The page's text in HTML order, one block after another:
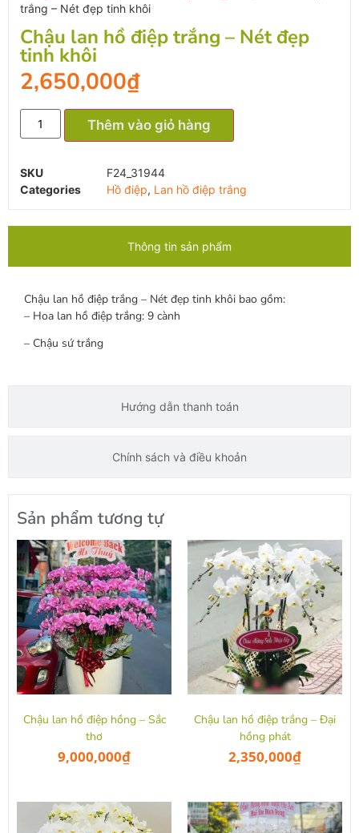
trắng – Nét đẹp tinh khôi
Chậu lan hồ điệp trắng – Nét đẹp
tinh khôi
2,650,000₫
Thêm vào giỏ hàng
SKU
F24_31944
Categories
Hồ điệp, Lan hồ điệp trắng
Thông tin sản phẩm
Hướng dẫn thanh toán
Chính sách và điều khoản
Chậu lan hồ điệp trắng – Nét đẹp tinh khôi bao gồm:
– Hoa lan hồ điệp trắng: 9 cành
– Chậu sứ trắng
Sản phẩm tương tự
Chậu lan hồ điệp hồng – Sắc
thơ
9,000,000₫
Chậu lan hồ điệp trắng – Đại
hồng phát
2,350,000₫